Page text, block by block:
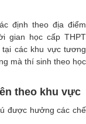
định theo địa điểm
gian học cấp THPT
các khu vực tương
mà thí sinh theo học
theo khu vực
được hưởng các chế